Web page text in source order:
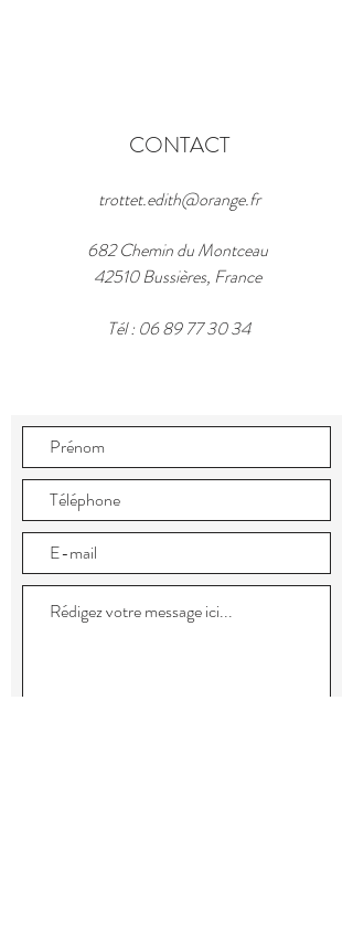
CONTACT
trottet.edith@orange.fr
682 Chemin du Montceau
42510 Bussières, France
Tél : 06 89 77 30 34